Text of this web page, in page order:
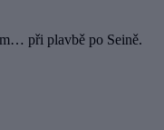
při plavbě po Seině.